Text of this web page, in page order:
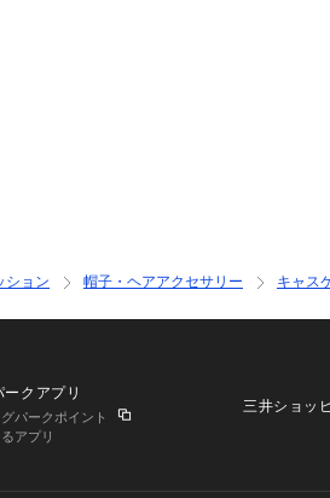
ション 帽子・ヘアアクセサリー キャス
クアプリ
パークポイント
アプリ
三井ショッ